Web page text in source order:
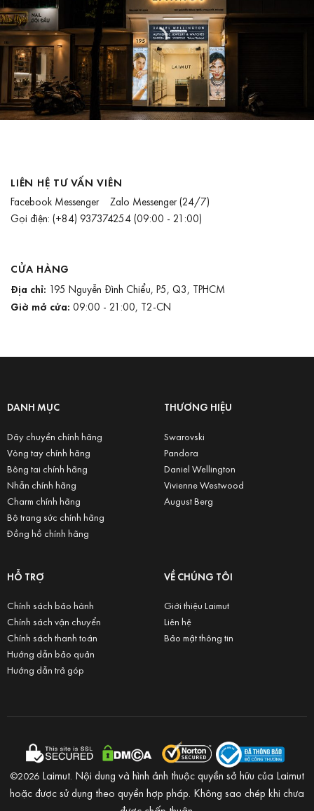
LIÊN HỆ TƯ VẤN VIÊN
Facebook Messenger Zalo Messenger(24/7)
Gọi điện: (+84) 937374254(09:00 - 21:00)
CỬA HÀNG
Địa chỉ: 195 Nguyễn Đình Chiểu, P5, Q3, TPHCM
Giờ mở cửa: 09:00 - 21:00, T2-CN
DANH MỤC
Dây chuyền chính hãng
Vòng tay chính hãng
Bông tai chính hãng
Nhẫn chính hãng
Charm chính hãng
Bộ trang sức chính hãng
Đồng hồ chính hãng
THƯƠNG HIỆU
Swarovski
Pandora
Daniel Wellington
Vivienne Westwood
August Berg
HỖ TRỢ
Chính sách bảo hành
Chính sách vận chuyển
Chính sách thanh toán
Hướng dẫn bảo quản
Hướng dẫn trả góp
VỀ CHÚNG TÔI
Giới thiệu Laimut
Liên hệ
Bảo mật thông tin
©2026 Laimut. Nội dung và hình ảnh thuộc quyền sở hữu của Laimut
hoặc được sử dụng theo quyền hợp pháp. Không sao chép khi chưa